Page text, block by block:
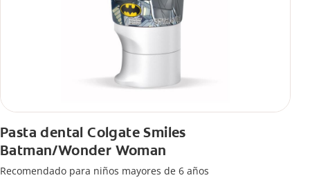
Pasta dental Colgate Smiles
Batman/Wonder Woman
Recomendado para niños mayores de 6 años